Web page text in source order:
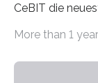
CeBIT die
und ISPs weist
More than 1